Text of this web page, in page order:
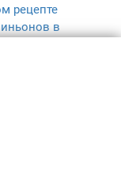
рецепте
в